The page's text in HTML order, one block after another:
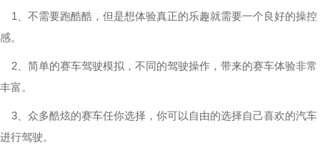
1、不需要跑酷酷，但是想体验真正的乐趣就需要一个良好的操控
感。
2、简单的赛车驾驶模拟，不同的驾驶操作，带来的赛车体验非常
丰富。
3、众多酷炫的赛车任你选择，你可以自由的选择自己喜欢的汽车
进行驾驶。